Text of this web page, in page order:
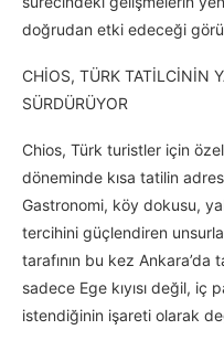
doğrudan etki edeceği
CHİOS, TÜRK TATİLCİNİN
SÜRDÜRÜYOR
Chios, Türk turistler için
döneminde kısa tatilin
Gastronomi, köy dokusu,
tercihini güçlendiren
tarafının bu kez Ankara’da
sadece Ege kıyısı değil,
istendiğinin işareti olarak